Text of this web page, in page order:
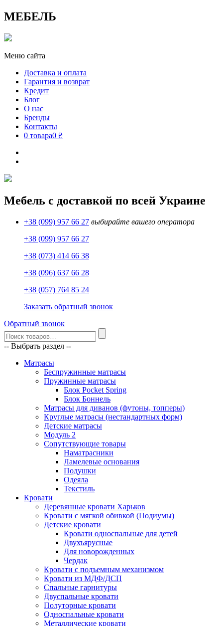
МЕБЕЛЬ
Меню сайта
Доставка и оплата
Гарантия и возврат
Кредит
Блог
О нас
Бренды
Контакты
0 товара0 ₴
Мебель с доставкой по всей Украине
+38 (099) 957 66 27 выбирайте вашего оператора
+38 (099) 957 66 27
+38 (073) 414 66 38
+38 (096) 637 66 28
+38 (057) 764 85 24
Заказать обратный звонок
Обратный звонок
-- Выбрать раздел --
Матрасы
Беспружинные матрасы
Пружинные матрасы
Блок Pocket Spring
Блок Боннель
Матрасы для диванов (футоны, топперы)
Круглые матрасы (нестандартных форм)
Детские матрасы
Модуль 2
Сопутствующие товары
Наматрасники
Ламелевые основания
Подушки
Одеяла
Текстиль
Кровати
Деревянные кровати Харьков
Кровати с мягкой обивкой (Подиумы)
Детские кровати
Кровати односпальные для детей
Двухъярусные
Для новорожденных
Чердак
Кровати с подъемным механизмом
Кровати из МДФ/ДСП
Спальные гарнитуры
Двуспальные кровати
Полуторные кровати
Односпальные кровати
Металлические кровати